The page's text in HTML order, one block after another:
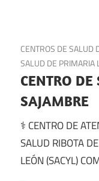
19 de julio de 2025
CENTROS DE SALUD
SALUD DE PRIMARIA
CENTRO
SAJAMBRE
⚕️ CENTRO DE
SALUD RIBOTA
LEÓN (SACYL)